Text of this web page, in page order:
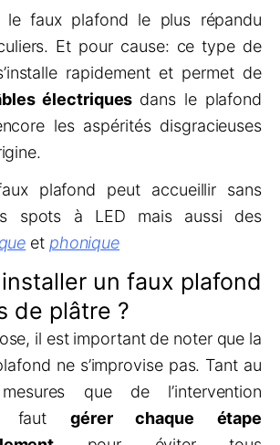
le faux plafond le plus répandu
Et pour cause: ce type de
rapidement et permet de
électriques dans le plafond
les aspérités disgracieuses
plafond peut accueillir sans
spots à LED mais aussi des
et phonique
un faux plafond
de plâtre ?
il est important de noter que la
ne s’improvise pas. Tant au
que de l’intervention
faut gérer chaque étape